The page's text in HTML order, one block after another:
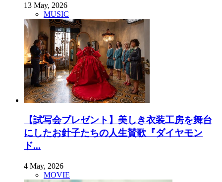
13 May, 2026
MUSIC
【試写会プレゼント】美しき衣装工房を舞台
にしたお針子たちの人生賛歌『ダイヤモン
ド...
4 May, 2026
MOVIE